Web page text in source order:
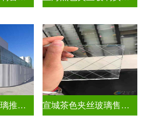
常州白色夹丝玻璃推荐货源 宣城茶色夹丝玻璃售价多少钱